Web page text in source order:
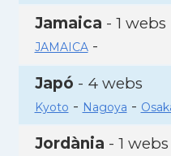
Jamaica - 1 webs
JAMAICA-
Japó - 4 webs
Kyoto - Nagoya -
Jordània - 1 webs